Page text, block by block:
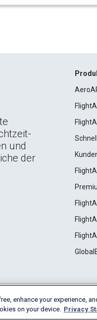
und
der
Terms of Use Privacy
enhance your experience,
on your device. Privacy